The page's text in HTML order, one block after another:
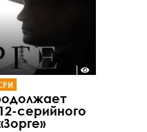
серийного